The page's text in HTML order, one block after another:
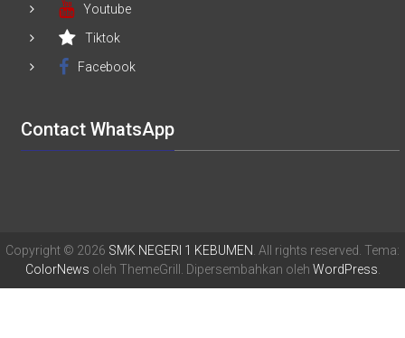
Youtube
Tiktok
Facebook
Contact WhatsApp
Copyright © 2026 SMK NEGERI 1 KEBUMEN . All rights reserved. Tema:
ColorNews oleh ThemeGrill. Dipersembahkan oleh WordPress